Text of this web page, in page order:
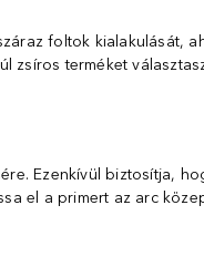
foltok kialakulását,
terméket
Ezenkívül biztosítja,
el a primert az arc